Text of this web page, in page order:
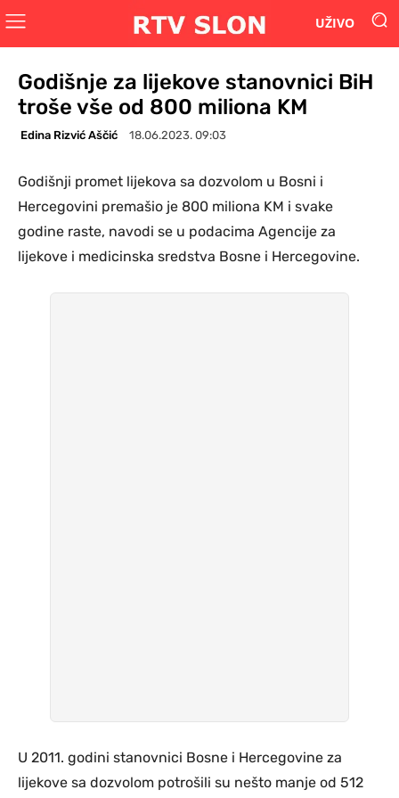
UŽIVO
Godišnje za lijekove stanovnici BiH
troše vše od 800 miliona KM
Edina Rizvić Aščić 18.06.2023. 09:03
Godišnji promet lijekova sa dozvolom u Bosni i
Hercegovini premašio je 800 miliona KM i svake
godine raste, navodi se u podacima Agencije za
lijekove i medicinska sredstva Bosne i Hercegovine.
U 2011. godini stanovnici Bosne i Hercegovine za
lijekove sa dozvolom potrošili su nešto manje od 512